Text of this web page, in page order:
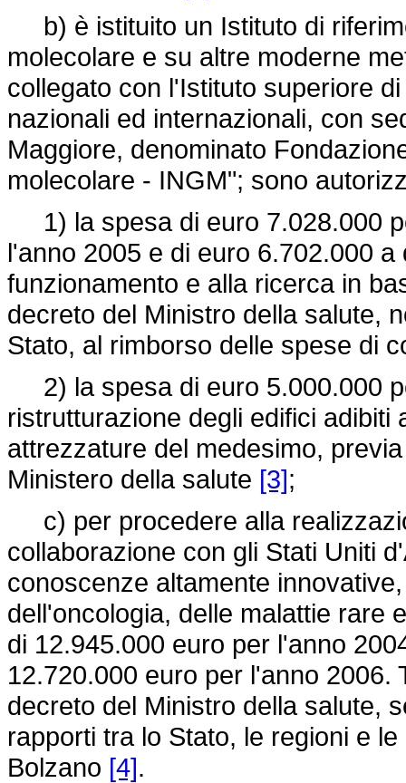
b) è istituito un Istituto di
molecolare e su altre moderne
collegato con l'Istituto superiore
nazionali ed internazionali, con
Maggiore, denominato
molecolare - INGM"; sono
1) la spesa di euro 7.028.000
l'anno 2005 e di euro 6.702.000
funzionamento e alla ricerca in
decreto del Ministro della salute,
Stato, al rimborso delle spese di
2) la spesa di euro 5.000.000
ristrutturazione degli edifici
attrezzature del medesimo,
Ministero della salute [3];
c) per procedere alla
collaborazione con gli Stati Uniti
conoscenze altamente
dell'oncologia, delle malattie rare
di 12.945.000 euro per l'anno
12.720.000 euro per l'anno 2006.
decreto del Ministro della salute,
rapporti tra lo Stato, le regioni e
Bolzano [4].